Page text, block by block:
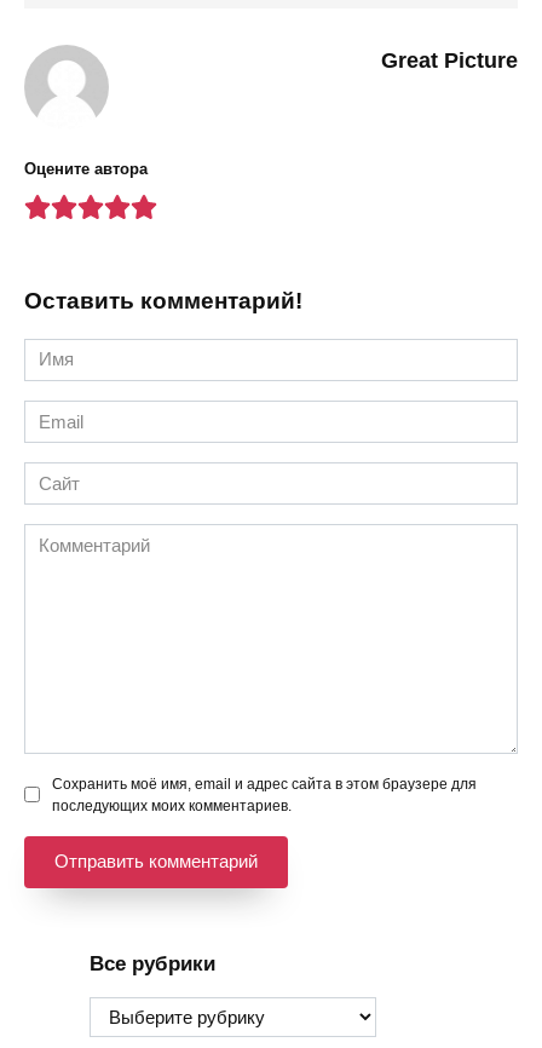
Great Picture
Оцените автора
Оставить комментарий!
Имя
*
Email
*
Сайт
Комментарий
Сохранить моё имя, email и адрес сайта в этом браузере для
последующих моих комментариев.
Все рубрики
Все
рубрики